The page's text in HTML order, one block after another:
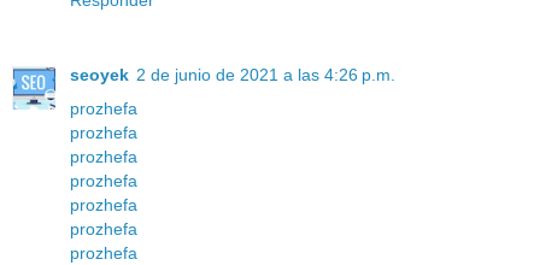
seoyek 2 de junio de 2021 a las 4:26 p.m.
prozhefa
prozhefa
prozhefa
prozhefa
prozhefa
prozhefa
prozhefa